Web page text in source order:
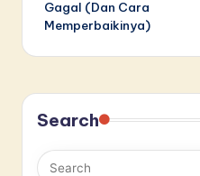
Gagal (Dan Cara
Memperbaikinya)
Search